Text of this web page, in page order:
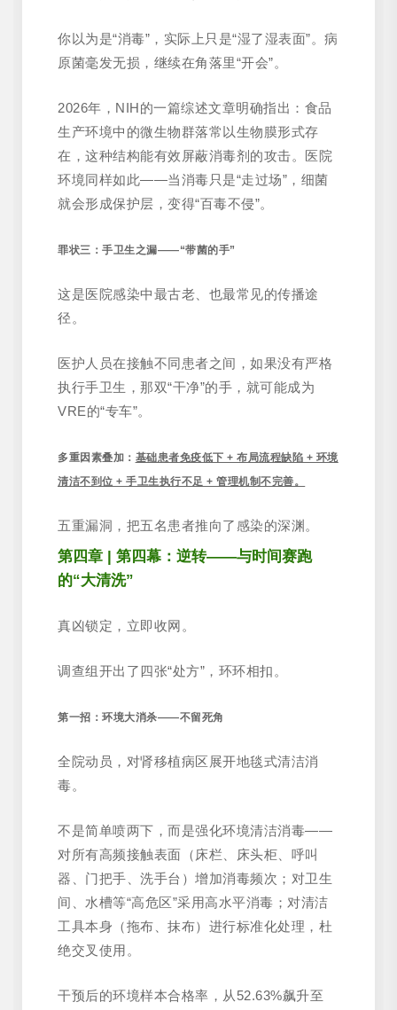
你以为是“消毒”，实际上只是“湿了湿表面”。病
原菌毫发无损，继续在角落里“开会”。
2026年，NIH的一篇综述文章明确指出：食品
生产环境中的微生物群落常以生物膜形式存
在，这种结构能有效屏蔽消毒剂的攻击。医院
环境同样如此——当消毒只是“走过场”，细菌
就会形成保护层，变得“百毒不侵”。
罪状三：手卫生之漏——“带菌的手”
这是医院感染中最古老、也最常见的传播途
径。
医护人员在接触不同患者之间，如果没有严格
执行手卫生，那双“干净”的手，就可能成为
VRE的“专车”。
多重因素叠加： 基础患者免疫低下 + 布局流程缺陷 + 环境
清洁不到位 + 手卫生执行不足 + 管理机制不完善。
五重漏洞，把五名患者推向了感染的深渊。
第四章 | 第四幕：逆转——与时间赛跑
的“大清洗”
真凶锁定，立即收网。
调查组开出了四张“处方”，环环相扣。
第一招：环境大消杀——不留死角
全院动员，对肾移植病区展开地毯式清洁消
毒。
不是简单喷两下，而是强化环境清洁消毒——
对所有高频接触表面（床栏、床头柜、呼叫
器、门把手、洗手台）增加消毒频次；对卫生
间、水槽等“高危区”采用高水平消毒；对清洁
工具本身（拖布、抹布）进行标准化处理，杜
绝交叉使用。
干预后的环境样本合格率，从52.63%飙升至